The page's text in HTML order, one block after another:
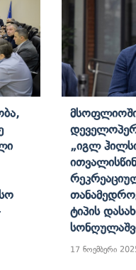
„იგლ
Ტიპის
17 ნოემბერი